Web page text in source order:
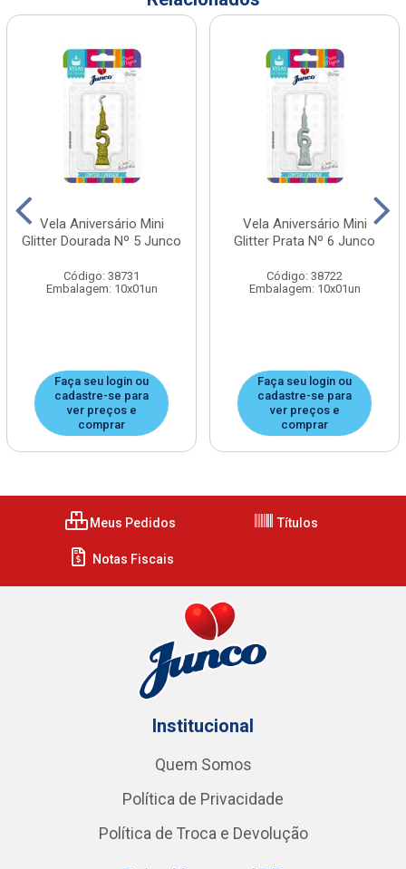
Vela Aniversário Mini
Glitter Dourada Nº 5 Junco
Código: 38731
Embalagem: 10x01un
Faça seu login ou
cadastre-se para
ver preços e
comprar
Vela Aniversário Mini
Glitter Prata Nº 6 Junco
Código: 38722
Embalagem: 10x01un
Faça seu login ou
cadastre-se para
ver preços e
comprar
Meus Pedidos Títulos
Notas Fiscais
Institucional
Quem Somos
Política de Privacidade
Política de Troca e Devolução